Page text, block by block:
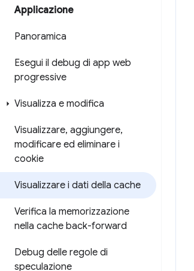
Applicazione
Panoramica
Esegui il debug di app web
progressive
Visualizza e modifica
Visualizzare, aggiungere,
modificare ed eliminare i
cookie
Visualizzare i dati della cache
Verifica la memorizzazione
nella cache back-forward
Debug delle regole di
speculazione